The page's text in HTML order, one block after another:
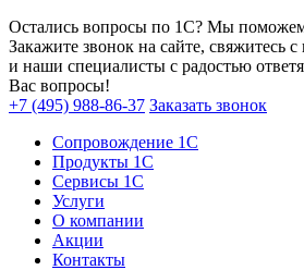
Остались вопросы по 1С? Мы
Закажите звонок на сайте, свяжитесь
и наши специалисты с радостью
Вас вопросы!
+7 (495) 988-86-37 Заказать звонок
Сопровождение 1С
Продукты 1С
Сервисы 1С
Услуги
О компании
Акции
Контакты